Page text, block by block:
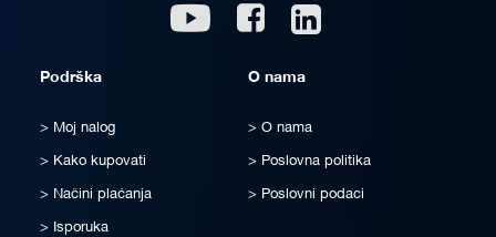
Youtube Facebook
Podrška
Moj nalog
Kako kupovati
Načini plaćanja
Isporuka
O nama
O nama
Poslovna politika
Poslovni podaci